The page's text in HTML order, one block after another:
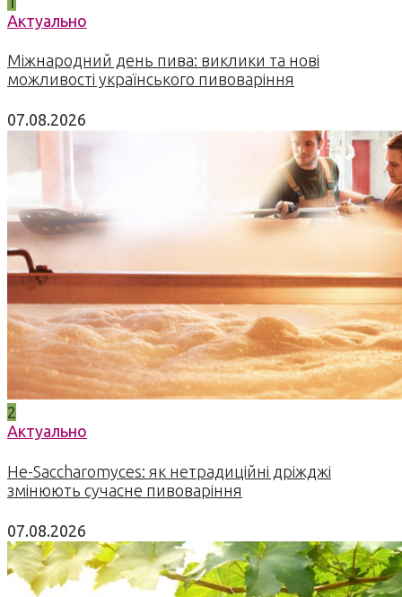
Актуально
Міжнародний день пива: виклики та нові
можливості українського пивоваріння
07.08.2026
2
Актуально
Не-Saccharomyces: як нетрадиційні дріжджі
змінюють сучасне пивоваріння
07.08.2026